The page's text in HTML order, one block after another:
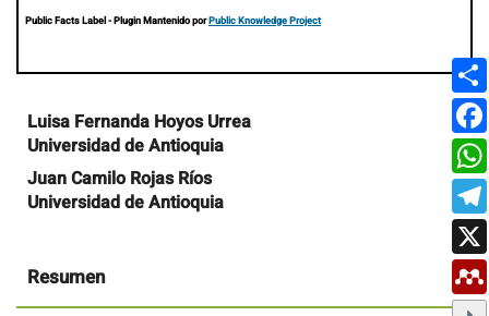
Public Facts Label- Plugin Mantenido porPublic Knowledge Project
Contenido
principal
del
artículo
Luisa Fernanda Hoyos Urrea
Universidad de Antioquia
Juan Camilo Rojas Ríos
Universidad de Antioquia
Resumen